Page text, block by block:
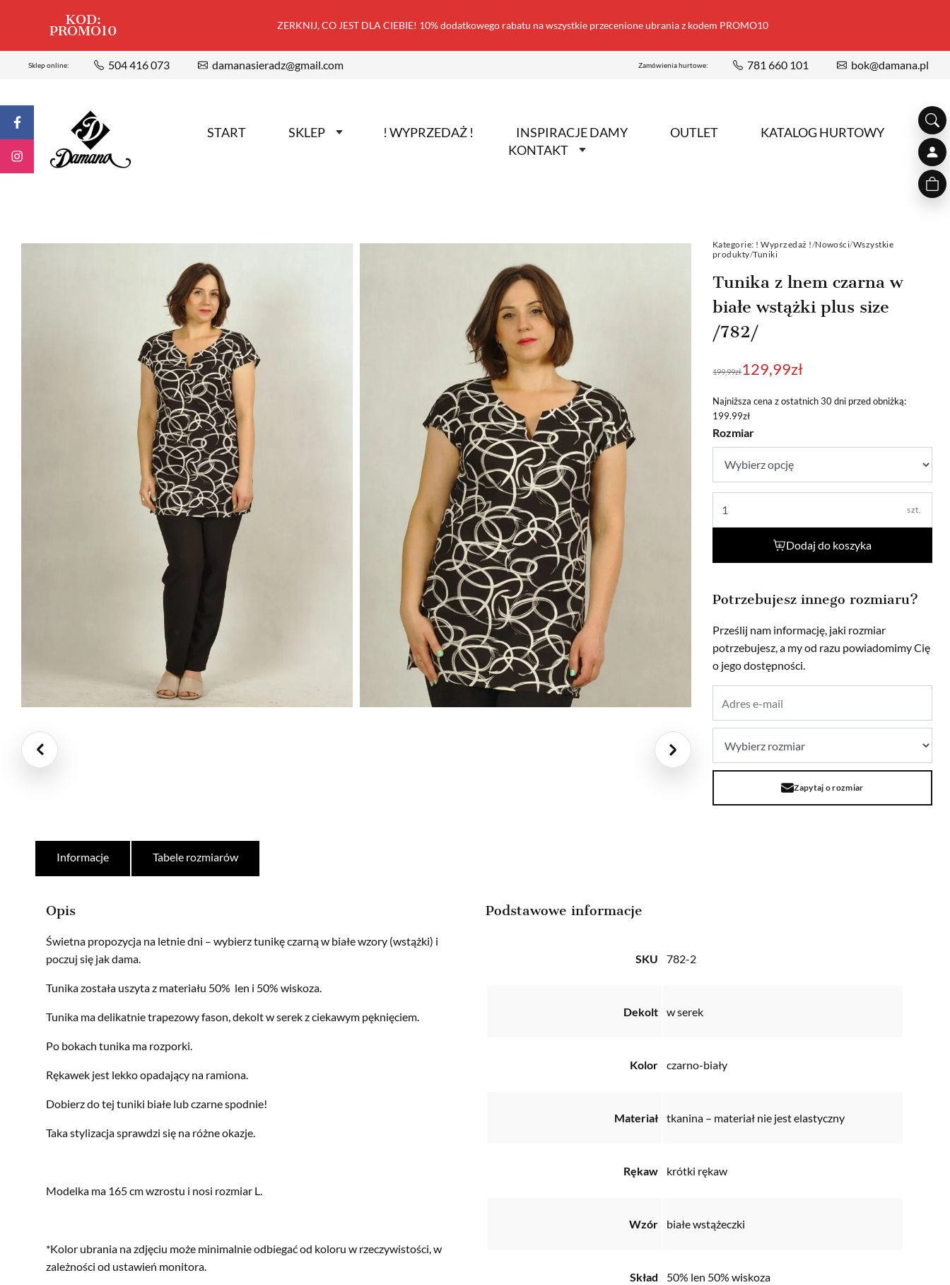
KOD:
PROMO10 ZERKNIJ, CO JEST DLA CIEBIE! 10% dodatkowego rabatu na wszystkie przecenione ubrania z kodem PROMO10
Sklep online: 504 416 073 damanasieradz@gmail.com Zamówienia hurtowe: 781 660 101 bok@damana.pl
START SKLEP ! WYPRZEDAŻ ! INSPIRACJE DAMY OUTLET
KATALOG HURTOWY
KONTAKT
Kategorie: ! Wyprzedaż !/Nowości/Wszystkie
produkty/Tuniki
Tunika z lnem czarna w
białe wstążki plus size
/782/
199,99zł
Pierwotna
wynosiła:
199,99zł.
129,99zł
Aktualna
wynosi:
129,99zł.
Najniższa cena z ostatnich 30 dni przed obniżką:
199.99zł
Rozmiar
szt.
Dodaj do koszyka
Potrzebujesz innego rozmiaru?
Prześlij nam informację, jaki rozmiar
potrzebujesz, a my od razu powiadomimy Cię
o jego dostępności.
Zapytaj o rozmiar
Informacje Tabele rozmiarów
Opis
Świetna propozycja na letnie dni – wybierz tunikę czarną w białe wzory (wstążki) i
poczuj się jak dama.
Tunika została uszyta z materiału 50% len i 50% wiskoza.
Tunika ma delikatnie trapezowy fason, dekolt w serek z ciekawym pęknięciem.
Po bokach tunika ma rozporki.
Rękawek jest lekko opadający na ramiona.
Dobierz do tej tuniki białe lub czarne spodnie!
Taka stylizacja sprawdzi się na różne okazje.
Modelka ma 165 cm wzrostu i nosi rozmiar L.
*Kolor ubrania na zdjęciu może minimalnie odbiegać od koloru w rzeczywistości, w
zależności od ustawień monitora.
Podstawowe informacje
SKU 782-2
Dekolt w serek
Kolor czarno-biały
Materiał tkanina – materiał nie jest elastyczny
Rękaw krótki rękaw
Wzór białe wstążeczki
Skład 50% len 50% wiskoza